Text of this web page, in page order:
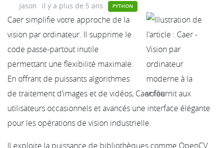
Jason il y a plus de 5 ans PYTHON
Caer simplifie votre approche de la
vision par ordinateur. Il supprime le
code passe-partout inutile
permettant une flexibilité maximale.
En offrant de puissants algorithmes
de traitement d’images et de vidéos, Caer fournit aux
utilisateurs occasionnels et avancés une interface élégante
pour les opérations de vision industrielle.
Il exploite la puissance de bibliothèques comme OpenCV